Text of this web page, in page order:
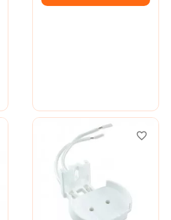
favorite_border
favorite_border
favorite_border